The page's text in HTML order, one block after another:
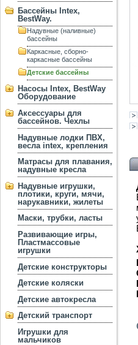
Бассейны Intex,
BestWay.
Надувные (наливные)
бассейны
Каркасные, сборно-
каркасные бассейны
Детские бассейны
Насосы Intex, BestWay
Оборудование
Аксессуары для
бассейнов. Чехлы
Надувные лодки ПВХ,
весла intex, крепления
Матрасы для плавания,
надувные кресла
Надувные игрушки,
плотики, круги, мячи,
нарукавники, жилеты
Маски, трубки, ласты
Развивающие игры,
Пластмассовые
игрушки
Детские конструкторы
Детские коляски
Детские автокресла
Детский транспорт
Игрушки для
мальчиков